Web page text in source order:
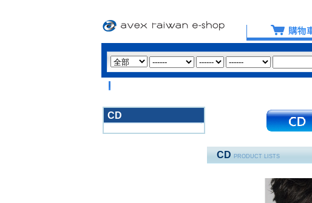
CD
CD PRODUCT LISTS